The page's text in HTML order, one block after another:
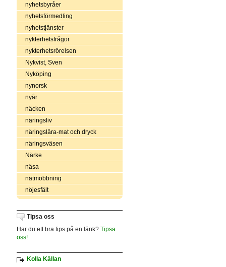
nyhetsbyråer
nyhetsförmedling
nyhetstjänster
nykterhetsfrågor
nykterhetsrörelsen
Nykvist, Sven
Nyköping
nynorsk
nyår
näcken
näringsliv
näringslära-mat och dryck
näringsväsen
Närke
näsa
nätmobbning
nöjesfält
Tipsa oss
Har du ett bra tips på en länk? Tipsa
oss!
Kolla Källan